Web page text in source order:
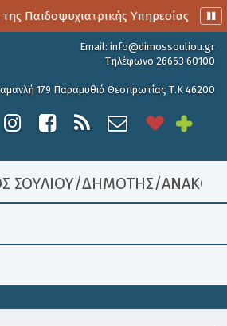
Παιδοψυχιατρικής Υπηρεσίας
Email: info@dimossouliou.gr
Τηλέφωνο 26663 60100
179 Παραμυθιά Θεσπρωτίας Τ.Κ 46200
ΣΟΥΛΙΟΥ/ΔΗΜΟΤΗΣ/